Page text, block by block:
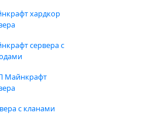
хардкор
сервера с
Майнкрафт
с кланами